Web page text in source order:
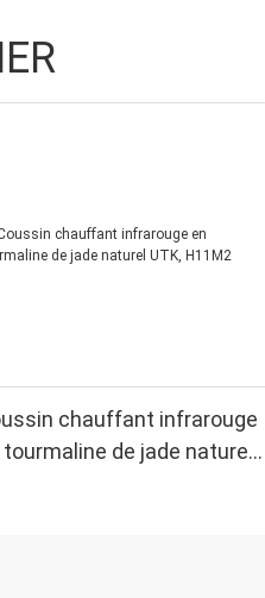
chauffant infrarouge
tourmaline de jade naturel